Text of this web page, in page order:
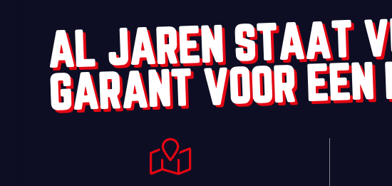
AL JAREN STAAT
GARANT VOOR